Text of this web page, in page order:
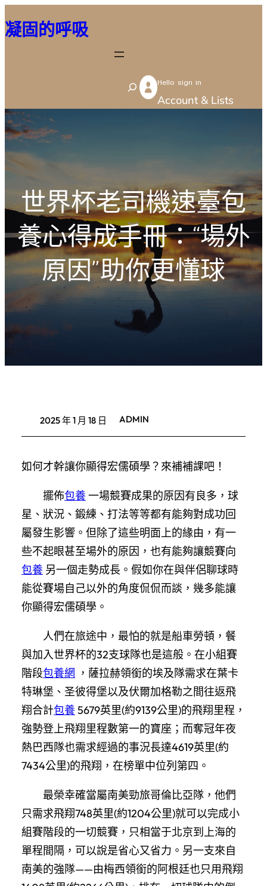
至
容
凝固的呼吸
S
e
Hello sign in
Account & Lists
世界杯老司機速臺包
養心得成手冊：“場外
原因”助你更懂球
2025 年 1 月 18 日 ADMIN
如何才幹讓你顯得宏儒碩學？來補補課吧！
擺佈包養一場競賽成果的原因有良多，球
星、狀況、鍛練、打法等等都有能夠對成功回
屬發生影響。但除了這些明面上的緣由，有一
些不起眼甚至場外的原因，也有能夠讓競賽向
包養 另一個走勢成長。假如你在與伴侶聊球時
能從賽場自己以外的角度侃侃而談，幾多能讓
你顯得宏儒碩學。
人們在旅途中，最怕的就是船車勞頓，餐
與加入世界杯的32支球隊也是這般。在小組賽
階段包養網 ，薩拉赫領銜的埃及隊需求在葉卡
特琳堡、圣彼得堡以及伏爾加格勒之間往返飛
翔合計包養5679英里(約9139公里)的飛翔里程，
強勢登上飛翔里程數第一的寶座；而奪冠年夜
熱巴西隊也需求經過的事況長達4619英里(約
7434公里)的飛翔，在榜單中位列第四。
最榮幸確當屬南美勁旅哥倫比亞隊，他們
只需求飛翔748英里(約1204公里)就可以完成小
組賽階段的一切競賽，只相當于北京到上海的
單程間隔，可以說是省心又省力。另一支來自
南美的強隊——由梅西領銜的阿根廷也只用飛翔